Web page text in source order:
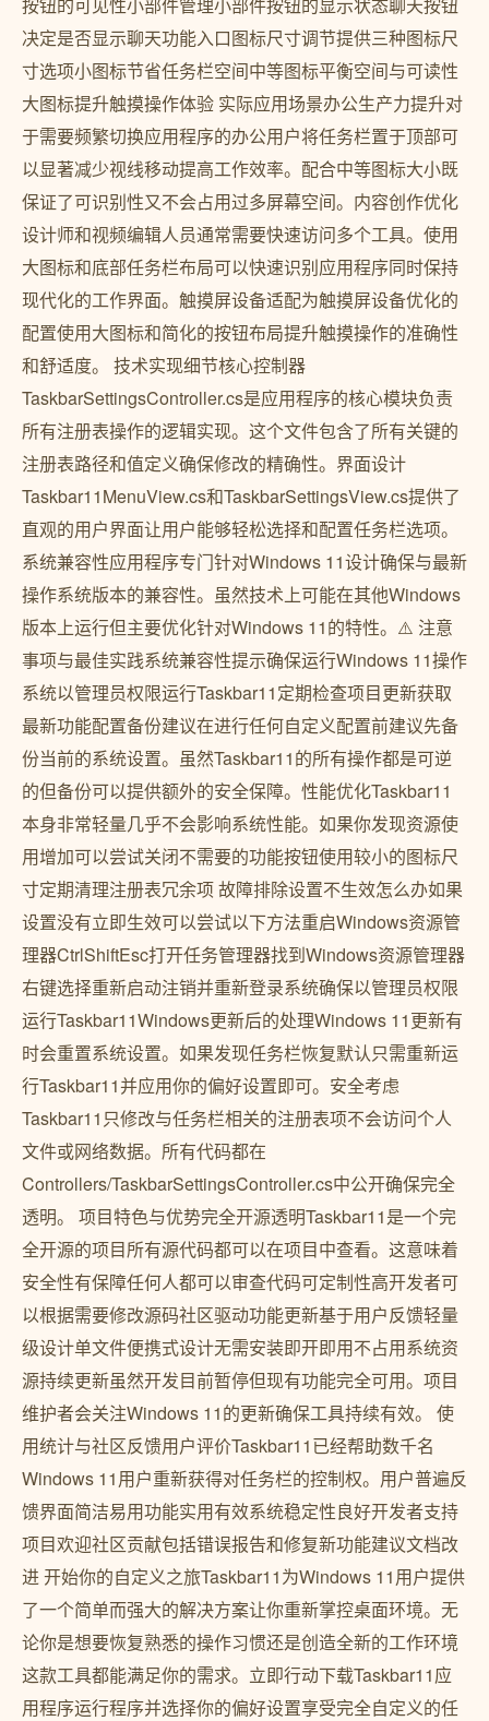
决定是否显示聊天功能入口图标尺寸调节提供三种图标尺
寸选项小图标节省任务栏空间中等图标平衡空间与可读性
大图标提升触摸操作体验 实际应用场景办公生产力提升对
于需要频繁切换应用程序的办公用户将任务栏置于顶部可
以显著减少视线移动提高工作效率。配合中等图标大小既
保证了可识别性又不会占用过多屏幕空间。内容创作优化
设计师和视频编辑人员通常需要快速访问多个工具。使用
大图标和底部任务栏布局可以快速识别应用程序同时保持
现代化的工作界面。触摸屏设备适配为触摸屏设备优化的
配置使用大图标和简化的按钮布局提升触摸操作的准确性
和舒适度。 技术实现细节核心控制器
TaskbarSettingsController.cs是应用程序的核心模块负责
所有注册表操作的逻辑实现。这个文件包含了所有关键的
注册表路径和值定义确保修改的精确性。界面设计
Taskbar11MenuView.cs和TaskbarSettingsView.cs提供了
直观的用户界面让用户能够轻松选择和配置任务栏选项。
系统兼容性应用程序专门针对Windows 11设计确保与最新
操作系统版本的兼容性。虽然技术上可能在其他Windows
版本上运行但主要优化针对Windows 11的特性。⚠️ 注意
事项与最佳实践系统兼容性提示确保运行Windows 11操作
系统以管理员权限运行Taskbar11定期检查项目更新获取
最新功能配置备份建议在进行任何自定义配置前建议先备
份当前的系统设置。虽然Taskbar11的所有操作都是可逆
的但备份可以提供额外的安全保障。性能优化Taskbar11
本身非常轻量几乎不会影响系统性能。如果你发现资源使
用增加可以尝试关闭不需要的功能按钮使用较小的图标尺
寸定期清理注册表冗余项️ 故障排除设置不生效怎么办如果
设置没有立即生效可以尝试以下方法重启Windows资源管
理器CtrlShiftEsc打开任务管理器找到Windows资源管理器
右键选择重新启动注销并重新登录系统确保以管理员权限
运行Taskbar11Windows更新后的处理Windows 11更新有
时会重置系统设置。如果发现任务栏恢复默认只需重新运
行Taskbar11并应用你的偏好设置即可。安全考虑
Taskbar11只修改与任务栏相关的注册表项不会访问个人
文件或网络数据。所有代码都在
Controllers/TaskbarSettingsController.cs中公开确保完全
透明。 项目特色与优势完全开源透明Taskbar11是一个完
全开源的项目所有源代码都可以在项目中查看。这意味着
安全性有保障任何人都可以审查代码可定制性高开发者可
以根据需要修改源码社区驱动功能更新基于用户反馈轻量
级设计单文件便携式设计无需安装即开即用不占用系统资
源持续更新虽然开发目前暂停但现有功能完全可用。项目
维护者会关注Windows 11的更新确保工具持续有效。 使
用统计与社区反馈用户评价Taskbar11已经帮助数千名
Windows 11用户重新获得对任务栏的控制权。用户普遍反
馈界面简洁易用功能实用有效系统稳定性良好开发者支持
项目欢迎社区贡献包括错误报告和修复新功能建议文档改
进 开始你的自定义之旅Taskbar11为Windows 11用户提供
了一个简单而强大的解决方案让你重新掌控桌面环境。无
论你是想要恢复熟悉的操作习惯还是创造全新的工作环境
这款工具都能满足你的需求。立即行动下载Taskbar11应
用程序运行程序并选择你的偏好设置享受完全自定义的任